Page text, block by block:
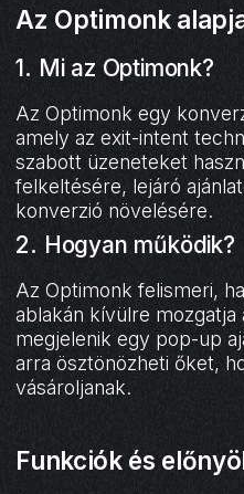
Az Optimonk
1. Mi az Optimonk?
Az Optimonk egy
amely az exit-intent
szabott üzeneteket
felkeltésére, lejáró
konverzió növelésére.
2. Hogyan működik?
Az Optimonk felismeri,
ablakán kívülre
megjelenik egy pop-up
arra ösztönözheti őket,
vásároljanak.
Funkciók és